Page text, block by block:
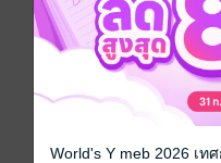
หนังสือพิมพ์มติชน วันอัง
ประเภทไฟล์
วันที่วางขาย
ความยาว
World's Y meb 2026 เ